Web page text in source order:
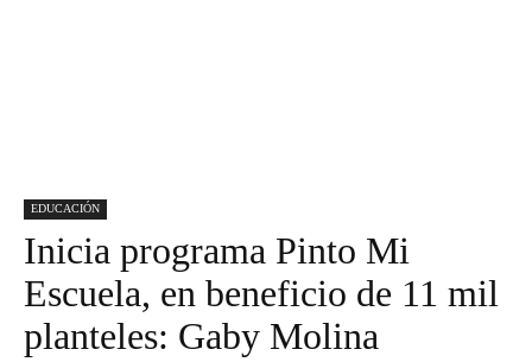
EDUCACIÓN
Inicia programa Pinto Mi
Escuela, en beneficio de 11 mil
planteles: Gaby Molina